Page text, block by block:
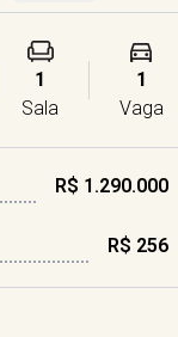
1
Sala
1
Vaga
R$ 1.290.000
R$ 256